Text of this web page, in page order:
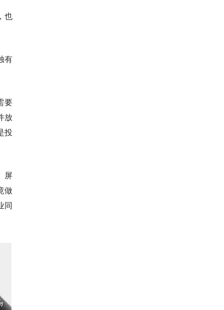
也
有
要
放
投
屏
做
同